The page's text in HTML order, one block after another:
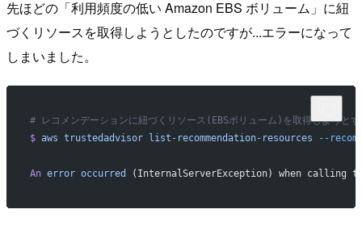
先ほどの「利用頻度の低い Amazon EBS ボリューム」に紐
づくリソースを取得しようとしたのですが...エラーになって
しまいました。
# レコメンデーションに紐づくリソース(EBSボリューム)を取得しようと
$ aws trustedadvisor list-recommendation-resources --
An error occurred (InternalServerException) when calling